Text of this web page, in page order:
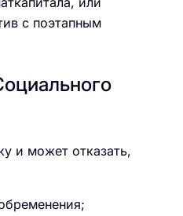
с поэтапным
и может отказать,